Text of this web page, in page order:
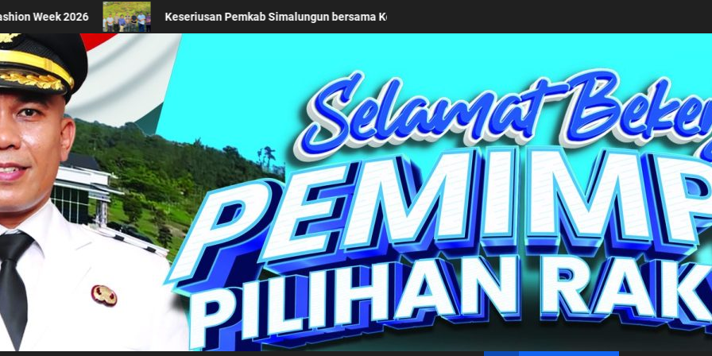
Kemendagri Kawal Investasi Cable Car Danau Toba Sesuai Regulasi
Simalungun